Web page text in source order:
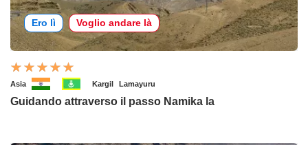
Ero lì Voglio andare là
Asia Kargil Lamayuru
Guidando attraverso il passo Namika la